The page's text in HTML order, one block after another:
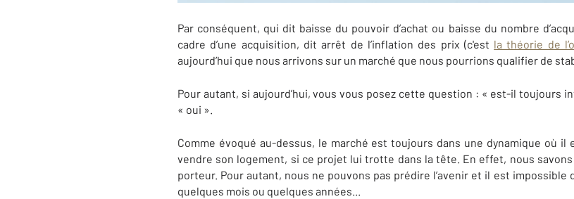
Par conséquent, qui dit baisse du pouvoir d’achat ou baisse du nombre
cadre d’une acquisition, dit arrêt de l’inflation des prix (c'est la théorie de
aujourd’hui que nous arrivons sur un marché que nous pourrions qualifier de
Pour autant, si aujourd’hui, vous vous posez cette question : « est-il toujours
« oui ».
Comme évoqué au-dessus, le marché est toujours dans une dynamique où
vendre son logement, si ce projet lui trotte dans la tête. En effet, nous
porteur. Pour autant, nous ne pouvons pas prédire l’avenir et il est impossible
quelques mois ou quelques années...